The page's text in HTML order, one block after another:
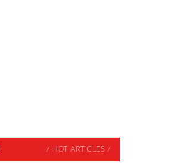
/ HOT ARTICLES /